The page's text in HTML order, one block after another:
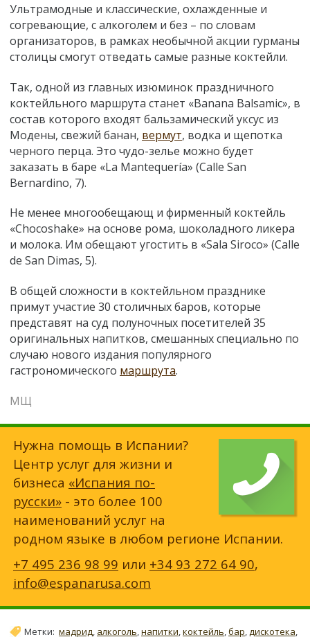
Ультрамодные и классические, охлажденные и
согревающие, с алкоголем и без – по словам
организаторов, в рамках необычной акции гурманы
столицы смогут отведать самые разные коктейли.
Так, одной из главных изюминок праздничного
коктейльного маршрута станет «Banana Balsamic», в
состав которого входят бальзамический уксус из
Модены, свежий банан, вермут, водка и щепотка
черного перца. Это чудо-зелье можно будет
заказать в баре «La Mantequería» (Calle San
Bernardino, 7).
Не менее многообещающ и фирменный коктейль
«Chocoshake» на основе рома, шоколадного ликера
и молока. Им обещают угостить в «Sala Siroco» (Calle
de San Dimas, 5).
В общей сложности в коктейльном празднике
примут участие 30 столичных баров, которые
представят на суд полуночных посетителей 35
оригинальных напитков, смешанных специально по
случаю нового издания популярного
гастрономического маршрута.
МЩ
Нужна помощь в Испании?
Центр услуг для жизни и
бизнеса «Испания по-
русски» - это более 100
наименований услуг на
родном языке в любом регионе Испании.
+7 495 236 98 99 или +34 93 272 64 90,
info@espanarusa.com
Метки: мадрид, алкоголь,напитки,коктейль,бар,дискотека,